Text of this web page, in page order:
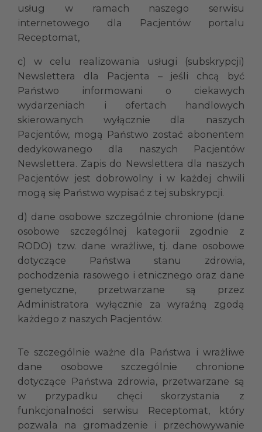
usług w ramach naszego serwisu
internetowego dla Pacjentów portalu
Receptomat,
c) w celu realizowania usługi (subskrypcji)
Newslettera dla Pacjenta – jeśli chcą być
Państwo informowani o ciekawych
wydarzeniach i ofertach handlowych
skierowanych wyłącznie dla naszych
Pacjentów, mogą Państwo zostać abonentem
dedykowanego dla naszych Pacjentów
Newslettera. Zapis do Newslettera dla naszych
Pacjentów jest dobrowolny i w każdej chwili
mogą się Państwo wypisać z tej subskrypcji.
d) dane osobowe szczególnie chronione (dane
osobowe szczególnej kategorii zgodnie z
RODO) tzw. dane wrażliwe, tj. dane osobowe
dotyczące Państwa stanu zdrowia,
pochodzenia rasowego i etnicznego oraz dane
genetyczne, przetwarzane są przez
Administratora wyłącznie za wyraźną zgodą
każdego z naszych Pacjentów.
Te szczególnie ważne dla Państwa i wrażliwe
dane osobowe szczególnie chronione
dotyczące Państwa zdrowia, przetwarzane są
w przypadku chęci skorzystania z
funkcjonalności serwisu Receptomat, który
pozwala na gromadzenie i przechowywanie